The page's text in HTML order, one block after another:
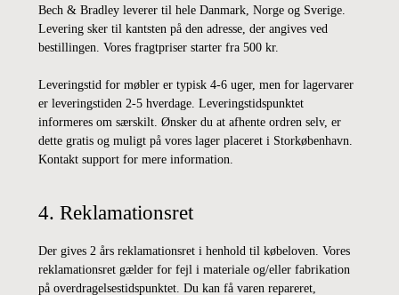
Bech & Bradley leverer til hele Danmark, Norge og Sverige.
Levering sker til kantsten på den adresse, der angives ved
bestillingen. Vores fragtpriser starter fra 500 kr.
Leveringstid for møbler er typisk 4-6 uger, men for lagervarer
er leveringstiden 2-5 hverdage. Leveringstidspunktet
informeres om særskilt. Ønsker du at afhente ordren selv, er
dette gratis og muligt på vores lager placeret i Storkøbenhavn.
Kontakt support for mere information.
4. Reklamationsret
Der gives 2 års reklamationsret i henhold til købeloven. Vores
reklamationsret gælder for fejl i materiale og/eller fabrikation
på overdragelsestidspunktet. Du kan få varen repareret,